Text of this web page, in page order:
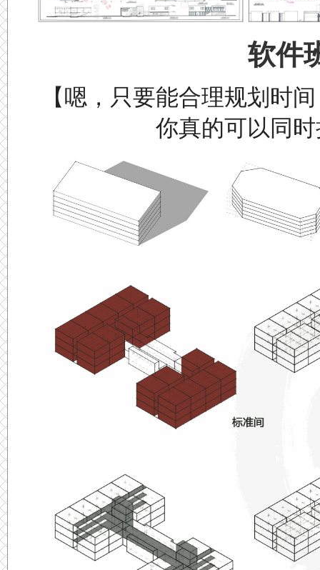
软件
【嗯，只要能合理规划时
你真的可以同